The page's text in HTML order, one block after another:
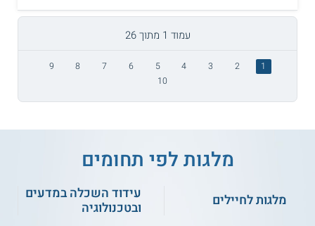
עמוד 1 מתוך 26
1
2
3
4
5
6
7
8
9
10
מלגות לפי תחומים
מלגות לחיילים
עידוד השכלה במדעים
ובטכנולוגיה